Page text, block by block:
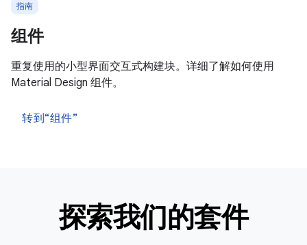
指南
组件
重复使用的小型界面交互式构建块。详细了解如何使用
Material Design 组件。
转到“组件”
探索我们的套件